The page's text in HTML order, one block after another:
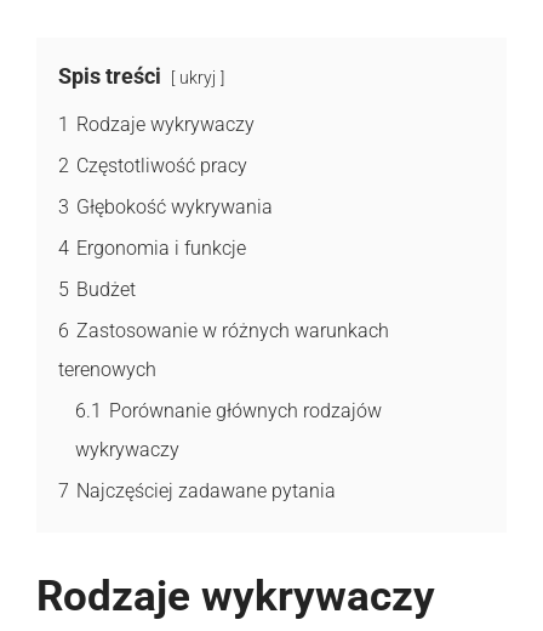
Spis treści ukryj
1 Rodzaje wykrywaczy
2 Częstotliwość pracy
3 Głębokość wykrywania
4 Ergonomia i funkcje
5 Budżet
6 Zastosowanie w różnych warunkach
terenowych
6.1 Porównanie głównych rodzajów
wykrywaczy
7 Najczęściej zadawane pytania
Rodzaje wykrywaczy